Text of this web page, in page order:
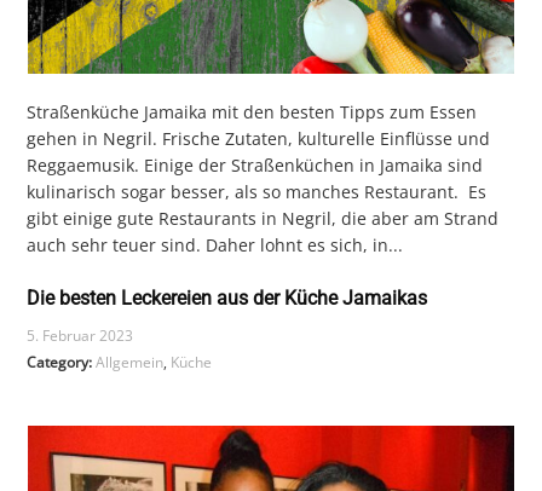
Straßenküche Jamaika mit den besten Tipps zum Essen
gehen in Negril. Frische Zutaten, kulturelle Einflüsse und
Reggaemusik. Einige der Straßenküchen in Jamaika sind
kulinarisch sogar besser, als so manches Restaurant. Es
gibt einige gute Restaurants in Negril, die aber am Strand
auch sehr teuer sind. Daher lohnt es sich, in...
Die besten Leckereien aus der Küche Jamaikas
5. Februar 2023
Category:Allgemein, Küche